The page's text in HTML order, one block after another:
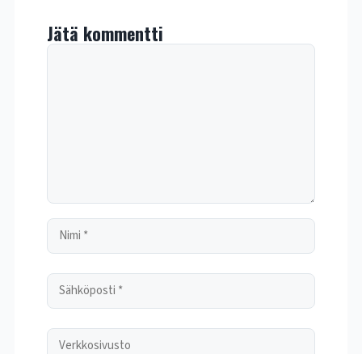
Jätä kommentti
Kommentti